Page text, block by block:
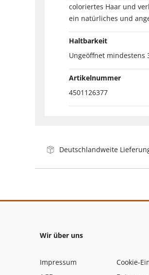
coloriertes Haar und
ein natürliches und
Haltbarkeit
Ungeöffnet mindestens
Artikelnummer
4501126377
Deutschlandweite
Wir über uns
Impressum
Cookie-